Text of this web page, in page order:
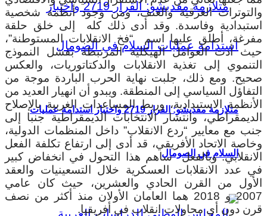
متلازمة مقديشو: القرار 2719 واختبار استدامة عمليات
السلام في الصومال
والتوترات العرقية والعنف، ومن وجود أنظمة شخصية
استبدادية وفاسدة. وقد أدى ذلك كله إلى خلق حلقة
مفرغة، أطلق عليها اسم “فخ الانقلابات المستوطنة”،
حيث أدت العوامل الهيكلية المرتبطة بفشل النموذج
التنموي إلى تغذية الانقلابات والدكتاتوريات، والعكس
صحيح. ومع ذلك، جلبت نهاية الحرب الباردة موجة من
التفاؤل السياسي إلى المنطقة. ويبدو أن انهيار العديد من
الأنظمة الاستبدادية، وربط المساعدات الغربية بالإصلاح
الديمقراطي، وانتشار الانتخابات الديمقراطية جنبا إلى
جنب مع معايير “ردع الانقلاب” داخل المنظمات الدولية،
وخاصة الاتحاد الأفريقي، قد أدى إلى ارتفاع تكلفة الفعل
الانقلابي. وبالفعل ساهم هذا التحول في انخفاض كبير
في عدد الانقلابات العسكرية خلال التسعينيات والعقد
الأول من القرن الحادي والعشرين، حيث كان عامي
2007 و 2018 هما العامان الأولان منذ أكثر من نصف
قرن دون أي محاولات انقلاب في أفريقيا.